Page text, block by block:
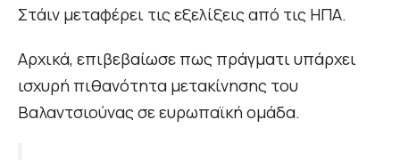
Στάιν μεταφέρει τις εξελίξεις από τις ΗΠΑ.
Αρχικά, επιβεβαίωσε πως πράγματι υπάρχει
ισχυρή πιθανότητα μετακίνησης του
Βαλαντσιούνας σε ευρωπαϊκή ομάδα.